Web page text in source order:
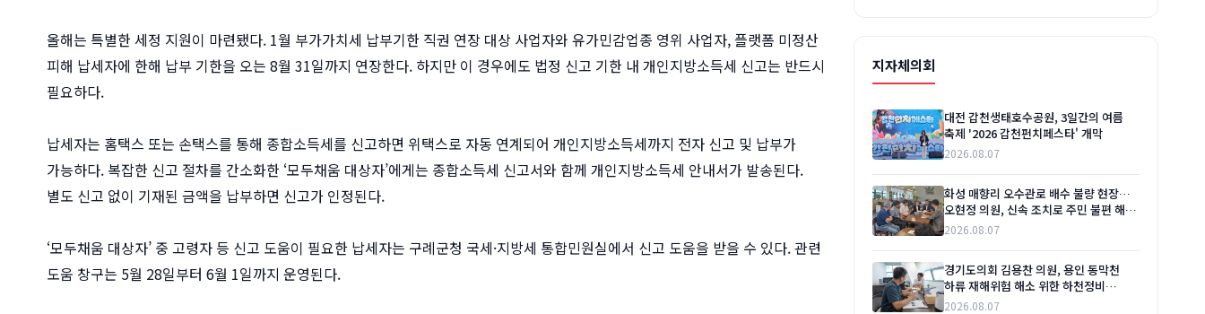
올해는 특별한 세정 지원이 마련됐다. 1월 부가가치세 납부기한 직권 연장 대상 사업자와 유가민감업종 영위 사업자, 플랫폼 미정산
피해 납세자에 한해 납부 기한을 오는 8월 31일까지 연장한다. 하지만 이 경우에도 법정 신고 기한 내 개인지방소득세 신고는 반드시
필요하다.
납세자는 홈택스 또는 손택스를 통해 종합소득세를 신고하면 위택스로 자동 연계되어 개인지방소득세까지 전자 신고 및 납부가
가능하다. 복잡한 신고 절차를 간소화한 ‘모두채움 대상자’에게는 종합소득세 신고서와 함께 개인지방소득세 안내서가 발송된다.
별도 신고 없이 기재된 금액을 납부하면 신고가 인정된다.
‘모두채움 대상자’ 중 고령자 등 신고 도움이 필요한 납세자는 구례군청 국세·지방세 통합민원실에서 신고 도움을 받을 수 있다. 관련
도움 창구는 5월 28일부터 6월 1일까지 운영된다.
지자체의회
대전 갑천생태호수공원, 3일간의 여름
축제 '2026 갑천펀치페스타' 개막
2026.08.07
화성 매향리 오수관로 배수 불량 현장…
오현정 의원, 신속 조치로 주민 불편 해소
촉구
2026.08.07
경기도의회 김용찬 의원, 용인 동막천
하류 재해위험 해소 위한 하천정비
본격화 촉구
2026.08.07